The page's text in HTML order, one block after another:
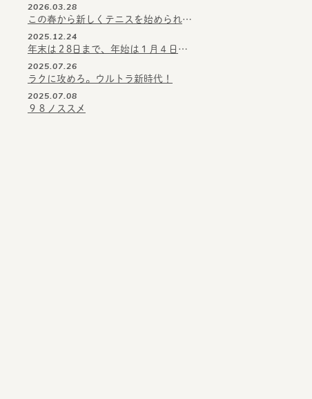
2026.03.28
この春から新しくテニスを始められる方へ
2025.12.24
年末は２8日まで、年始は１月４日から
2025.07.26
ラクに攻めろ。ウルトラ新時代！
2025.07.08
９８ノススメ